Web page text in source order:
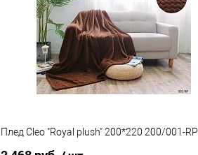
Купить в 1 клик
Сравнение
В избранное
В наличии
Плед Cleo "Royal plush" 200*220 200/001-RP